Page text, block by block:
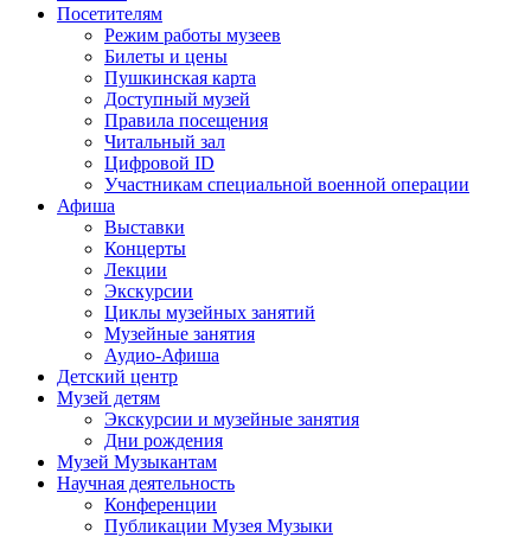
Посетителям
Режим работы музеев
Билеты и цены
Пушкинская карта
Доступный музей
Правила посещения
Читальный зал
Цифровой ID
Участникам специальной военной операции
Афиша
Выставки
Концерты
Лекции
Экскурсии
Циклы музейных занятий
Музейные занятия
Аудио-Афиша
Детский центр
Музей детям
Экскурсии и музейные занятия
Дни рождения
Музей Музыкантам
Научная деятельность
Конференции
Публикации Музея Музыки